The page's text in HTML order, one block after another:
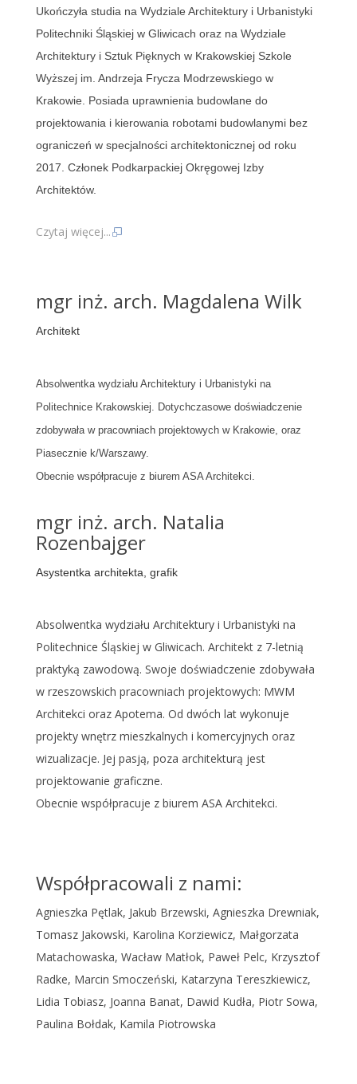
Ukończyła studia na Wydziale Architektury i Urbanistyki
Politechniki Śląskiej w Gliwicach oraz na Wydziale
Architektury i Sztuk Pięknych w Krakowskiej Szkole
Wyższej im. Andrzeja Frycza Modrzewskiego w
Krakowie . Posiada uprawnienia budowlane do
projektowania i kierowania robotami budowlanymi bez
ograniczeń w specjalności architektonicznej od roku
2017. Członek Podkarpackiej Okręgowej Izby
Architektów.
Czytaj więcej...
mgr inż. arch. Magdalena Wilk
Architekt
Absolwentka wydziału Architektury i Urbanistyki na
Politechnice Krakowskiej. Dotychczasowe doświadczenie
zdobywała w pracowniach projektowych w Krakowie, oraz
Piasecznie k/Warszawy.
Obecnie współpracuje z biurem ASA Architekci.
mgr inż. arch. Natalia
Rozenbajger
Asystentka architekta, grafik
Absolwentka wydziału Architektury i Urbanistyki na
Politechnice Śląskiej w Gliwicach. Architekt z 7-letnią
praktyką zawodową. Swoje doświadczenie zdobywała
w rzeszowskich pracowniach projektowych: MWM
Architekci oraz Apotema. Od dwóch lat wykonuje
projekty wnętrz mieszkalnych i komercyjnych oraz
wizualizacje. Jej pasją, poza architekturą jest
projektowanie graficzne.
Obecnie współpracuje z biurem ASA Architekci.
Współpracowali z nami:
Agnieszka Pętlak, Jakub Brzewski, Agnieszka Drewniak,
Tomasz Jakowski, Karolina Korziewicz, Małgorzata
Matachowaska, Wacław Matłok, Paweł Pelc, Krzysztof
Radke, Marcin Smoczeński, Katarzyna Tereszkiewicz,
Lidia Tobiasz, Joanna Banat, Dawid Kudła, Piotr Sowa,
Paulina Bołdak, Kamila Piotrowska